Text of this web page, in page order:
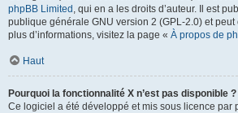
phpBB Limited , qui en a les droits d’auteur. Il est
publique générale GNU version 2 (GPL-2.0) et
plus d’informations, visitez la page « À propos de
Haut
Pourquoi la fonctionnalité X n’est pas disponible ?
Ce logiciel a été développé et mis sous licence par